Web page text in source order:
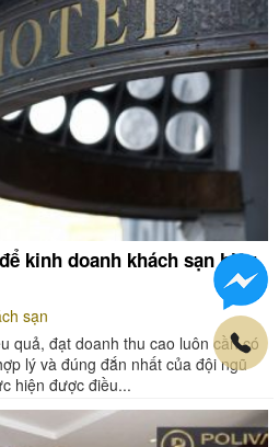
kinh doanh khách sạn hiệu
sạn
quả, đạt doanh thu cao luôn cần có
lý và đúng đắn nhất của đội ngũ
hiện được điều...